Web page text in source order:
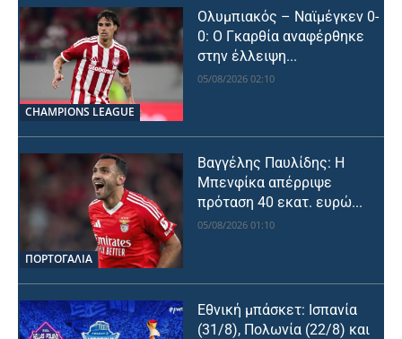
CHAMPIONS LEAGUE
Ολυμπιακός – Ναϊμέγκεν 0-
0: Ο Γκαρθία αναφέρθηκε
στην έλλειψη...
05/08/2026 02:10
ΠΟΡΤΟΓΑΛΙΑ
Βαγγέλης Παυλίδης: Η
Μπενφίκα απέρριψε
πρόταση 40 εκατ. ευρώ...
05/08/2026 01:10
Εθνική μπάσκετ: Ισπανία
(31/8), Πολωνία (22/8) και